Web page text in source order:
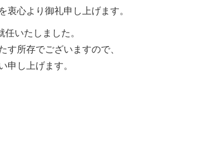
衷心より御礼申し上げます。
いたしました。
す所存でございますので、
申し上げます。